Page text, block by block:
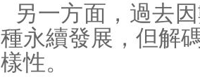
另一方面，過去
種永續發展，但解
樣性。